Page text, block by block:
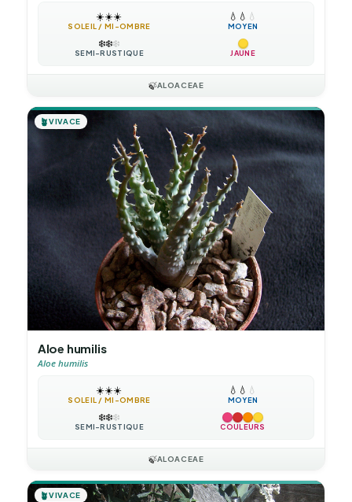
☀️☀️☀️
SOLEIL / MI-OMBRE
💧 💧 💧
MOYEN
❄️❄️❄️
SEMI-RUSTIQUE JAUNE
🍃ALOACEAE
🪴VIVACE
Aloe humilis
Aloe humilis
☀️☀️☀️
SOLEIL / MI-OMBRE
💧 💧 💧
MOYEN
❄️❄️❄️
SEMI-RUSTIQUE COULEURS
🍃ALOACEAE
🪴VIVACE